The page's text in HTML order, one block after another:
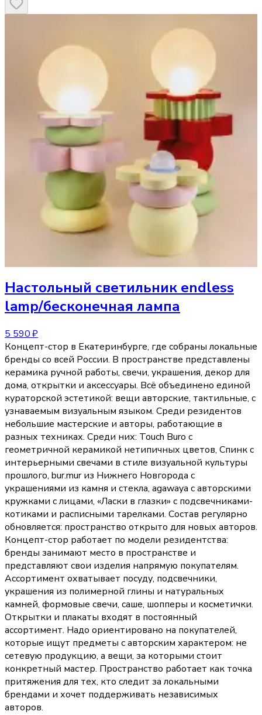
Настольный светильник endless
lamp/бесконечная лампа
5 590 ₽
Концепт-стор в Екатеринбурге, где собраны локальные
бренды со всей России. В пространстве представлены
керамика ручной работы, свечи, украшения, декор для
дома, открытки и аксессуары. Всё объединено единой
кураторской эстетикой: вещи авторские, тактильные, с
узнаваемым визуальным языком. Среди резидентов
небольшие мастерские и авторы, работающие в
разных техниках. Среди них: Touch Buro с
геометричной керамикой нетипичных цветов, Спинк с
интерьерными свечами в стиле визуальной культуры
прошлого, bur.mur из Нижнего Новгорода с
украшениями из камня и стекла, agawaya с авторскими
кружками с лицами, «Ласки в глазки» с подсвечниками-
котиками и расписными тарелками. Состав регулярно
обновляется: пространство открыто для новых авторов.
Концепт-стор работает по модели резидентства:
бренды занимают место в пространстве и
представляют свои изделия напрямую покупателям.
Ассортимент охватывает посуду, подсвечники,
украшения из полимерной глины и натуральных
камней, формовые свечи, саше, шопперы и косметички.
Открытки и плакаты входят в постоянный
ассортимент. Надо ориентировано на покупателей,
которые ищут предметы с авторским характером: не
сетевую продукцию, а вещи, за которыми стоит
конкретный мастер. Пространство работает как точка
притяжения для тех, кто следит за локальными
брендами и хочет поддерживать независимых
авторов.